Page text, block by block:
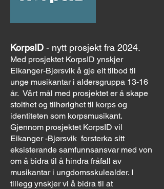
KorpsID - nytt prosjekt fra 2024.
Med prosjektet KorpsID ynskjer
Eikanger-Bjørsvik å gje eit tilbod til
unge musikantar i aldersgruppa 13-16
år. Vårt mål med prosjektet er å skape
stolthet og tilhørighet til korps og
identiteten som korpsmusikant.
Gjennom prosjektet KorpsID vil
Eikanger -Bjørsvik forsterka sitt
eksisterande samfunnsansvar med von
om å bidra til å hindra fråfall av
musikantar i ungdomsskulealder. I
tillegg ynskjer vi å bidra til at